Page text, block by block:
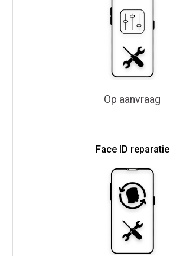
Op aanvraag
Face ID reparatie